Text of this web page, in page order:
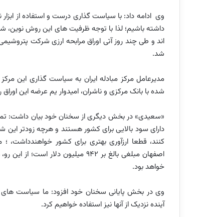
وی ادامه داد: با سیاست گذاری درست و استفاده از
داشته باشیم؛ لذا با توجه ظرفیت های این روش نوین،
شد.
مدیرعامل مرکز مبادله ایران به سیاست گذاری این
شده با بانک مرکزی و ناشران، امیدوار یم عرضه این اوراق را تا پایان سال
«سعیدی» در بخش دیگری از سخنان خود بیان داشت:
دارای سود بالایی برای کشور هستند و هرچه زودتر این
اصفهان مبلغی بالغ بر ۹۴۲ میلیون
خواهد بود.
وی در بخش پایانی سخنان خود افزود: ما سیاست های
آینده نزدیک از آنها نیز استفاده خواهیم کرد.